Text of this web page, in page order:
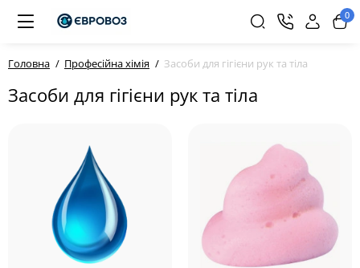
0
Головна Професійна хімія Засоби для гігієни рук та тіла
Засоби для гігієни рук та тіла